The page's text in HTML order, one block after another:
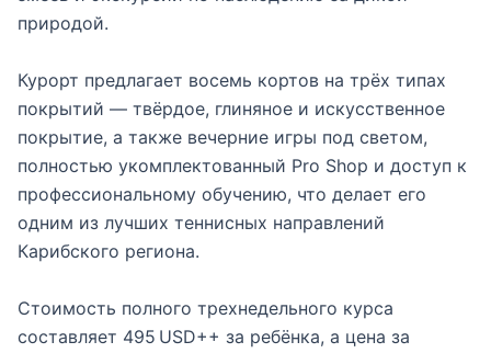
природой.
Курорт предлагает восемь кортов на трёх типах
покрытий — твёрдое, глиняное и искусственное
покрытие, а также вечерние игры под светом,
полностью укомплектованный Pro Shop и доступ к
профессиональному обучению, что делает его
одним из лучших теннисных направлений
Карибского региона.
Стоимость полного трехнедельного курса
составляет 495 USD++ за ребёнка, а цена за